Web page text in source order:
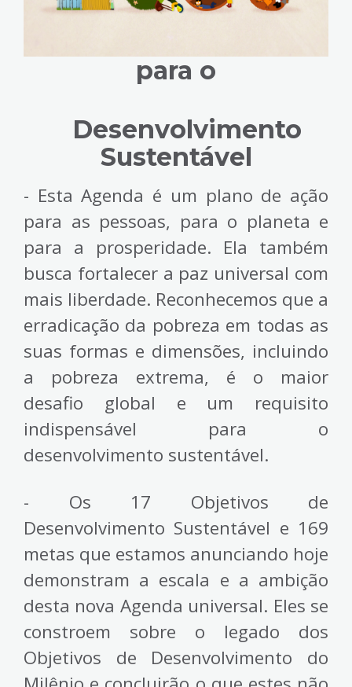
para o
Desenvolvimento
Sustentável
- Esta Agenda é um plano de ação
para as pessoas, para o planeta e
para a prosperidade. Ela também
busca fortalecer a paz universal com
mais liberdade. Reconhecemos que a
erradicação da pobreza em todas as
suas formas e dimensões, incluindo
a pobreza extrema, é o maior
desafio global e um requisito
indispensável para o
desenvolvimento sustentável.
- Os 17 Objetivos de
Desenvolvimento Sustentável e 169
metas que estamos anunciando hoje
demonstram a escala e a ambição
desta nova Agenda universal. Eles se
constroem sobre o legado dos
Objetivos de Desenvolvimento do